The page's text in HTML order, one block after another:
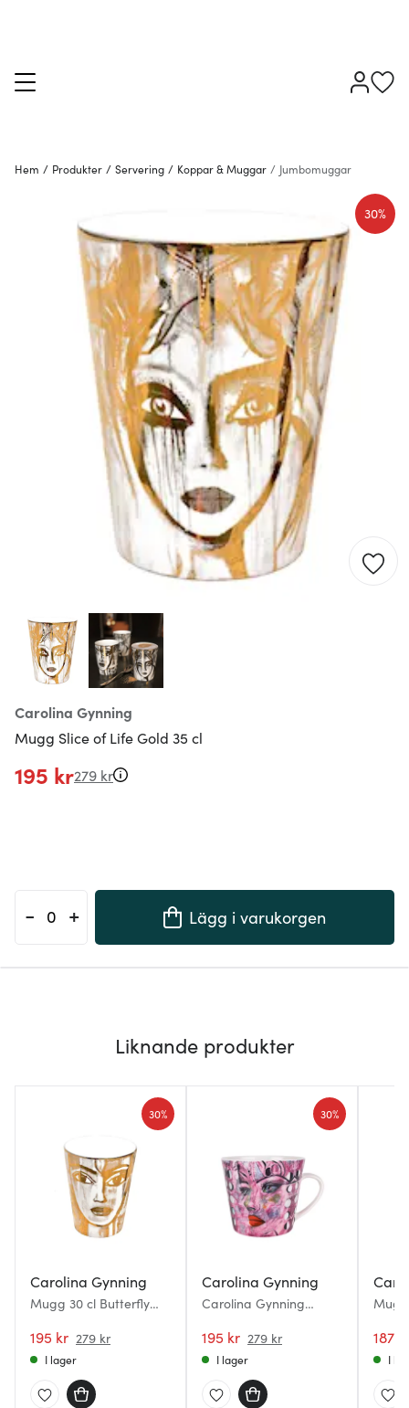
Hem / Produkter / Servering / Koppar & Muggar / Jumbomuggar
Carolina Gynning
Mugg Slice of Life Gold 35 cl
30%
195 kr279 kr
- + Lägg i varukorgen
Liknande produkter
Carolina Gynning
Mugg 30 cl Butterfly
195 kr 279 kr
30%
I lager
Carolina Gynning
Carolina Gynning
Moonlight Queen 40 cl
Rosa
195 kr 279 kr
30%
I lager
187
I